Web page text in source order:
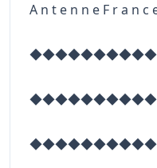
A n t e n n e F r a n c